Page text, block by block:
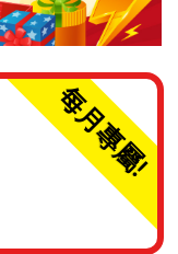
每月專屬!